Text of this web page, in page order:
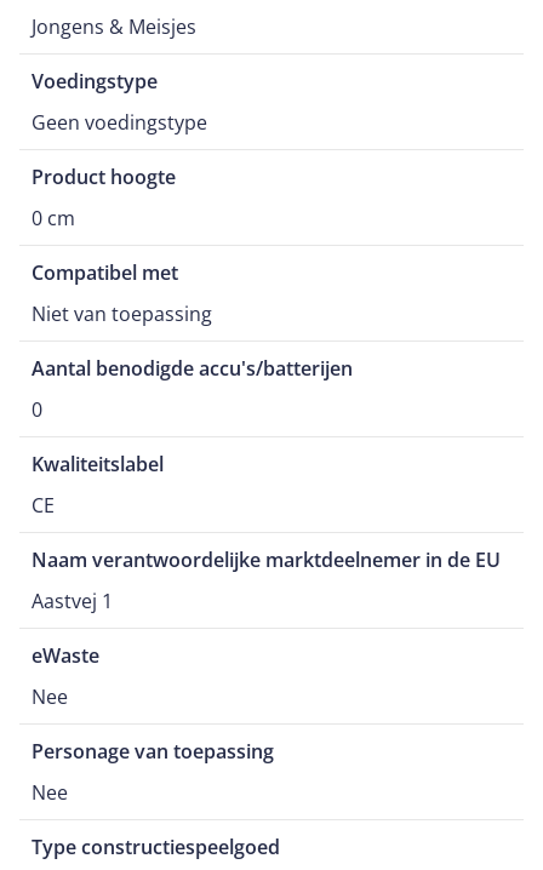
Jongens & Meisjes
Voedingstype
Geen voedingstype
Product hoogte
0 cm
Compatibel met
Niet van toepassing
Aantal benodigde accu's/batterijen
0
Kwaliteitslabel
CE
Naam verantwoordelijke marktdeelnemer in de EU
Aastvej 1
eWaste
Nee
Personage van toepassing
Nee
Type constructiespeelgoed